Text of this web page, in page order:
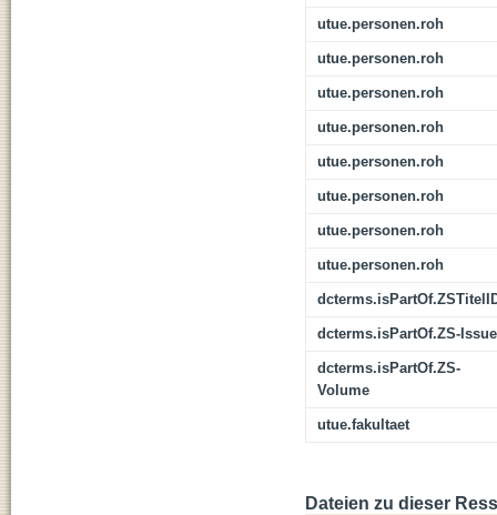
utue.personen.roh
utue.personen.roh
utue.personen.roh
utue.personen.roh
utue.personen.roh
utue.personen.roh
utue.personen.roh
utue.personen.roh
dcterms.isPartOf.ZS-Issue
dcterms.isPartOf.ZS-
Volume
utue.fakultaet
Dateien zu dieser